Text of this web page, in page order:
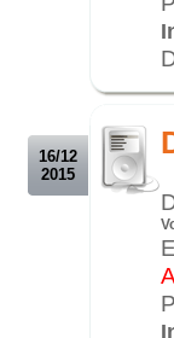
16/12
2015